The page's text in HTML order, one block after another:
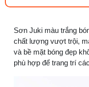
Sơn Juki màu trắng
chất lượng vượt trội,
và bề mặt bóng đẹp
phù hợp để trang trí
Đồng
chỉ
21/